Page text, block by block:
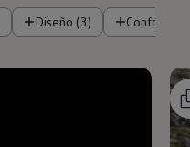
Diseño (3) Confort (1)